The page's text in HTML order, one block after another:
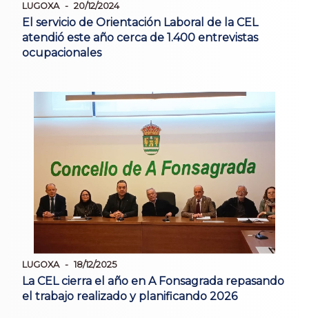
LUGOXA 20/12/2024
El servicio de Orientación Laboral de la CEL
atendió este año cerca de 1.400 entrevistas
ocupacionales
LUGOXA 18/12/2025
La CEL cierra el año en A Fonsagrada repasando
el trabajo realizado y planificando 2026